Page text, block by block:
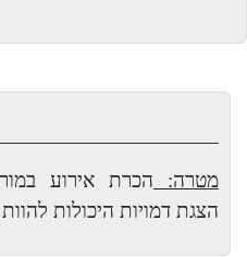
מטרה: הכרת אירוע
הצגת דמויות היכולות